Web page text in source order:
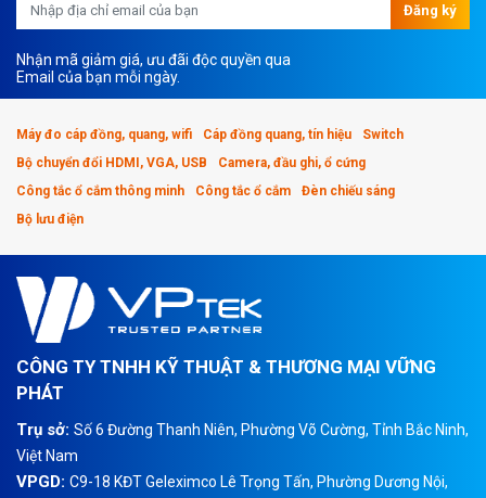
Đăng ký
Nhận mã giảm giá, ưu đãi độc quyền qua
Email của bạn mỗi ngày.
Máy đo cáp đồng, quang, wifi Cáp đồng quang, tín hiệu
Switch
Bộ chuyển đổi HDMI, VGA, USB
Camera, đầu ghi, ổ cứng
Công tắc ổ cắm thông minh
Công tắc ổ cắm
Đèn chiếu sáng
Bộ lưu điện
CÔNG TY TNHH KỸ THUẬT & THƯƠNG MẠI VỮNG
PHÁT
Trụ sở: Số 6 Đường Thanh Niên, Phường Võ Cường, Tỉnh Bắc Ninh,
Việt Nam
VPGD: C9-18 KĐT Geleximco Lê Trọng Tấn, Phường Dương Nội,